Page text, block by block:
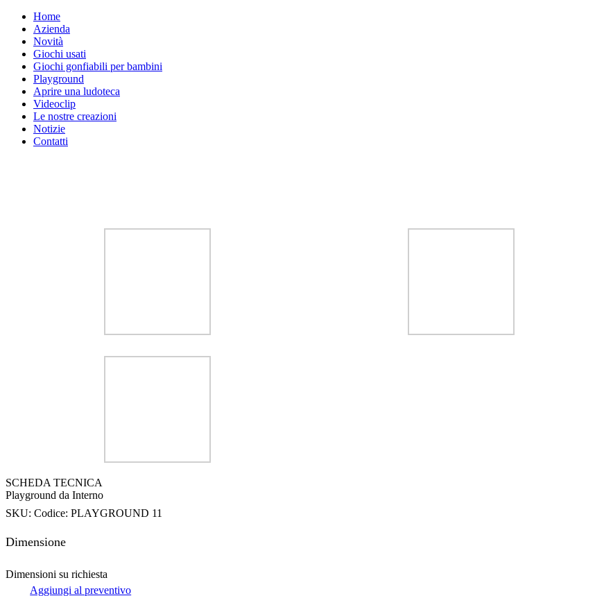
Home
Azienda
Novità
Giochi usati
Giochi gonfiabili per bambini
Playground
Aprire una ludoteca
Videoclip
Le nostre creazioni
Notizie
Contatti
SCHEDA TECNICA
Playground da Interno
SKU: Codice: PLAYGROUND 11
Dimensione
Dimensioni su richiesta
Aggiungi al preventivo